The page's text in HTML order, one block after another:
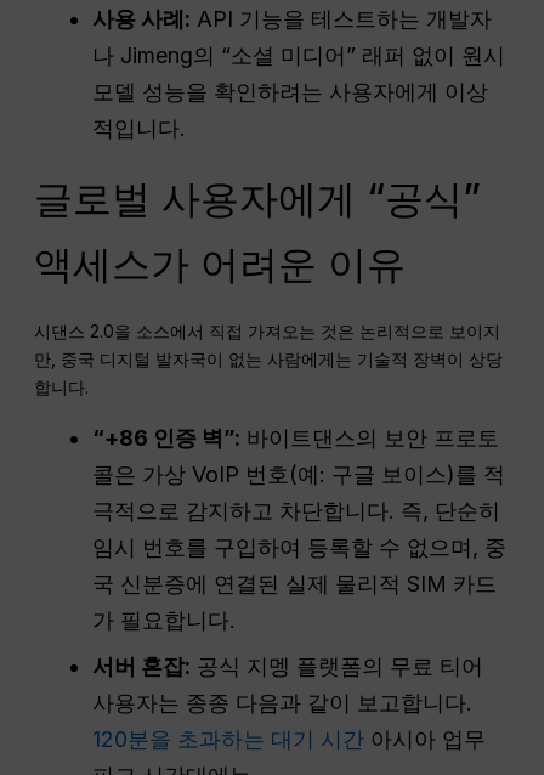
사용 사례: API 기능을 테스트하는 개발자
나 Jimeng의 “소셜 미디어” 래퍼 없이 원시
모델 성능을 확인하려는 사용자에게 이상
적입니다.
글로벌 사용자에게 “공식”
액세스가 어려운 이유
시댄스 2.0을 소스에서 직접 가져오는 것은 논리적으로 보이지
만, 중국 디지털 발자국이 없는 사람에게는 기술적 장벽이 상당
합니다.
“+86 인증 벽”: 바이트댄스의 보안 프로토
콜은 가상 VoIP 번호(예: 구글 보이스)를 적
극적으로 감지하고 차단합니다. 즉, 단순히
임시 번호를 구입하여 등록할 수 없으며, 중
국 신분증에 연결된 실제 물리적 SIM 카드
가 필요합니다.
서버 혼잡: 공식 지멩 플랫폼의 무료 티어
사용자는 종종 다음과 같이 보고합니다.
120분을 초과하는 대기 시간 아시아 업무